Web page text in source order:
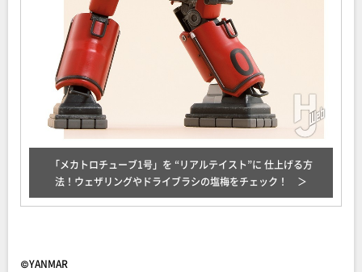
「メカトロチューブ1号」を “リアルテイスト”に 仕上げる方
法！ウェザリングやドライブラシの塩梅をチェック！
©YANMAR